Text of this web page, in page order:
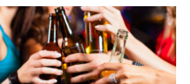
PARTNEREINK
KAPCSOLAT
Süti beállítások